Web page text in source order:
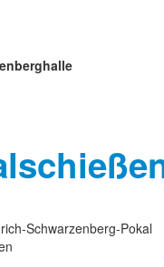
Schwarzenberg-Pokal